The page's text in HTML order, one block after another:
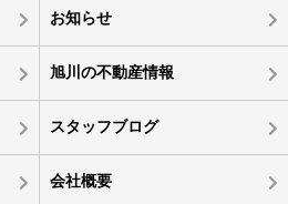
お知らせ
旭川の不動産情報
スタッフブログ
会社概要